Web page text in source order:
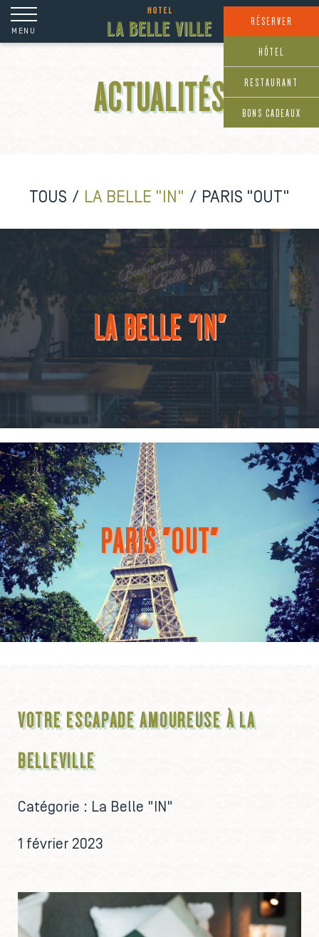
MENU
RÉSERVER
HÔTEL
RESTAURANT
BONS CADEAUX
ACTUALITÉS
TOUS LA BELLE "IN" PARIS "OUT"
LA BELLE "IN"
PARIS "OUT"
VOTRE ESCAPADE AMOUREUSE À LA
BELLEVILLE
Catégorie : La Belle "IN"
1 février 2023
Panneau de gestion des cookies